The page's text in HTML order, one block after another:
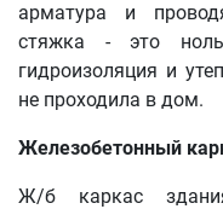
арматура и
стяжка - это
гидроизоляция и
не проходила в дом.
Железобетонный
Ж/б каркас